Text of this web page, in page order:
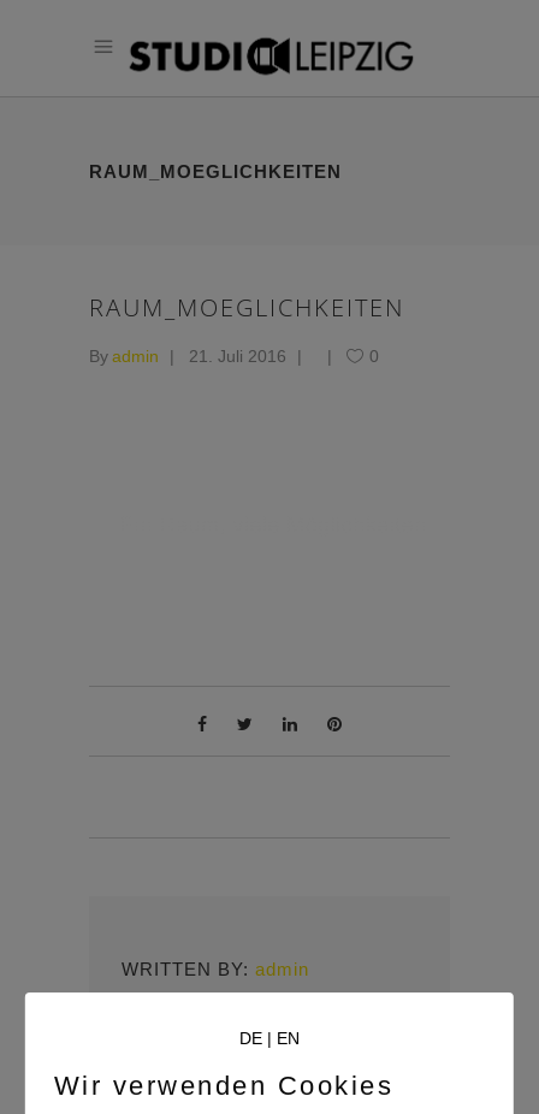
RAUM_MOEGLICHKEITEN
RAUM_MOEGLICHKEITEN
Byadmin 21. Juli 2016 0
WRITTEN BY: admin
DE| EN
Wir verwenden Cookies